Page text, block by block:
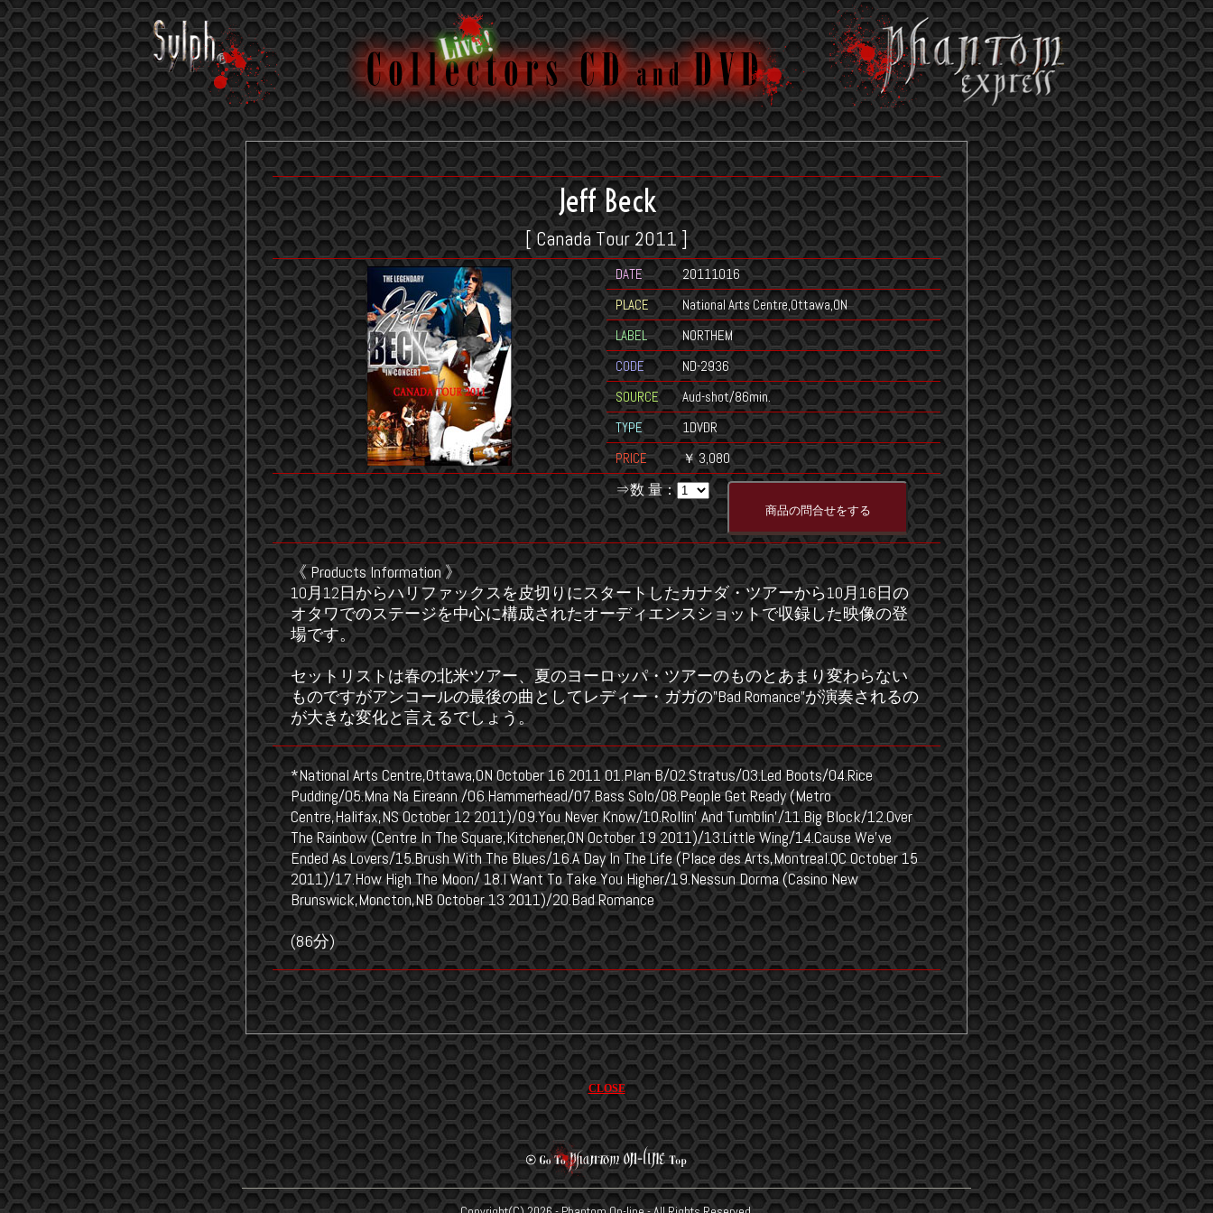
Jeff Beck
[ Canada Tour 2011 ]
DATE
20111016
PLACE
National Arts Centre,Ottawa,ON
LABEL
NORTHEM
CODE
ND-2936
SOURCE
Aud-shot/86min.
TYPE
1DVDR
PRICE
￥ 3,080
⇒数 量：
《 Products Information 》
10月12日からハリファックスを皮切りにスタートしたカナダ・ツアーから10月16日の
オタワでのステージを中心に構成されたオーディエンスショットで収録した映像の登
場です。
セットリストは春の北米ツアー、夏のヨーロッパ・ツアーのものとあまり変わらない
ものですがアンコールの最後の曲としてレディー・ガガの”Bad Romance”が演奏されるの
が大きな変化と言えるでしょう。
*National Arts Centre,Ottawa,ON October 16 2011 01.Plan B/02.Stratus/03.Led Boots/04.Rice
Pudding/05.Mna Na Eireann /06.Hammerhead/07.Bass Solo/08.People Get Ready (Metro
Centre,Halifax,NS October 12 2011)/09.You Never Know/10.Rollin' And Tumblin'/11.Big Block/12.Over
The Rainbow (Centre In The Square,Kitchener,ON October 19 2011)/13.Little Wing/14.Cause We've
Ended As Lovers/15.Brush With The Blues/16.A Day In The Life (Place des Arts,Montreal.QC October 15
2011)/17.How High The Moon/ 18.I Want To Take You Higher/19.Nessun Dorma (Casino New
Brunswick,Moncton,NB October 13 2011)/20.Bad Romance
(86分)
CLOSE